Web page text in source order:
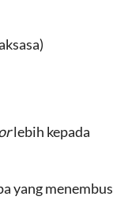
lebih kepada
yang menembus